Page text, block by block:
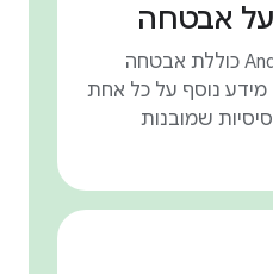
אבטחה
מערכת ההפעלה Android כוללת אבטחה
נוסף על כל אחת
שמובנות